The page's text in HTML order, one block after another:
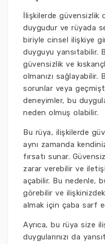
İlişkilerde güvensizlik
duygudur ve rüyada
biriyle cinsel ilişkiye
duyguyu yansıtabilir.
güvensizlik ve
olmanızı sağlayabilir.
sorunlar veya
deneyimler, bu
neden olmuş olabilir.
Bu rüya, ilişkilerde
aynı zamanda
fırsatı sunar.
zarar verebilir ve
açabilir. Bu nedenle,
görebilir ve
almak için çaba sarf
Ayrıca, bu rüya size
duygularınızı da